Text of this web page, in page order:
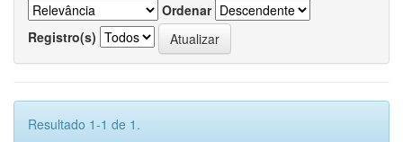
Ordenar
Registro(s)
Resultado 1-1 de 1.